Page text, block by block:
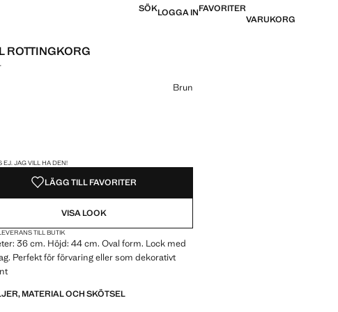
SÖKLOGGA INFAVORITER
VARUKORG
ROTTINGKORG
pris [599 kr ]
Brun
EJ. JAG VILL HA DEN!
LÄGG TILL FAVORITER
VISA LOOK
TILL BUTIK
36 cm. Höjd: 44 cm. Oval form. Lock med
Perfekt för förvaring eller som dekorativt
MATERIAL OCH SKÖTSEL